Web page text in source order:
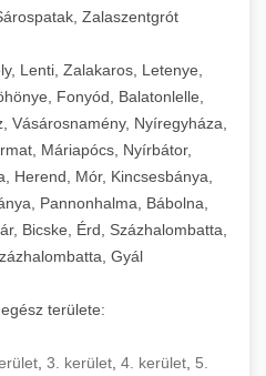
Zalaszentgrót
Lenti, Zalakaros, Letenye,
Fonyód, Balatonlelle,
Vásárosnamény, Nyíregyháza,
Máriapócs, Nyírbátor,
Herend, Mór, Kincsesbánya,
Pannonhalma, Bábolna,
Bicske, Érd, Százhalombatta,
Gyál
területe:
3. kerület 4. kerület 5.